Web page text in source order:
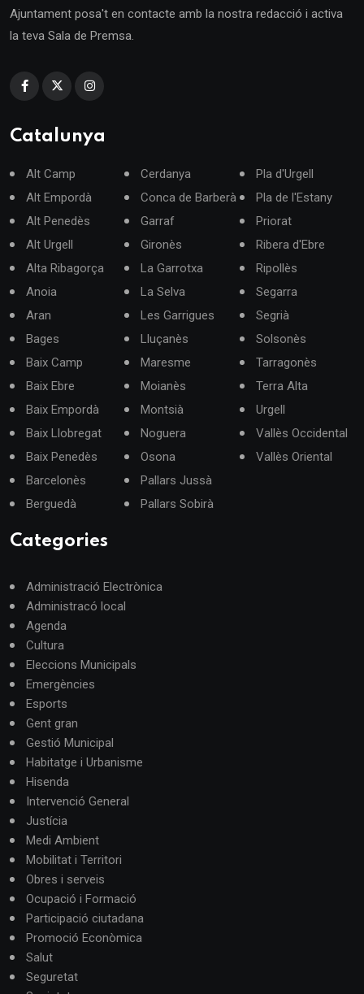
Ajuntament posa't en contacte amb la nostra redacció i activa
la teva Sala de Premsa.
Catalunya
Alt Camp
Alt Empordà
Alt Penedès
Alt Urgell
Alta Ribagorça
Anoia
Aran
Bages
Baix Camp
Baix Ebre
Baix Empordà
Baix Llobregat
Baix Penedès
Barcelonès
Berguedà
Cerdanya
Conca de Barberà
Garraf
Gironès
La Garrotxa
La Selva
Les Garrigues
Lluçanès
Maresme
Moianès
Montsià
Noguera
Osona
Pallars Jussà
Pallars Sobirà
Pla d'Urgell
Pla de l'Estany
Priorat
Ribera d'Ebre
Ripollès
Segarra
Segrià
Solsonès
Tarragonès
Terra Alta
Urgell
Vallès Occidental
Vallès Oriental
Categories
Administració Electrònica
Administracó local
Agenda
Cultura
Eleccions Municipals
Emergències
Esports
Gent gran
Gestió Municipal
Habitatge i Urbanisme
Hisenda
Intervenció General
Justícia
Medi Ambient
Mobilitat i Territori
Obres i serveis
Ocupació i Formació
Participació ciutadana
Promoció Econòmica
Salut
Seguretat